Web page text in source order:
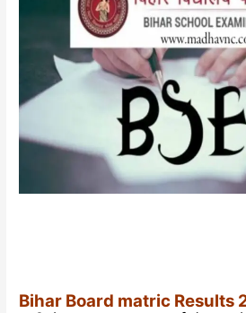
Bihar Board matric Results